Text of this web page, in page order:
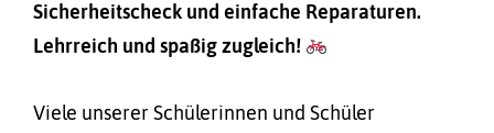
Sicherheitscheck und einfache Reparaturen.
Lehrreich und spaßig zugleich!
Viele unserer Schülerinnen und Schüler